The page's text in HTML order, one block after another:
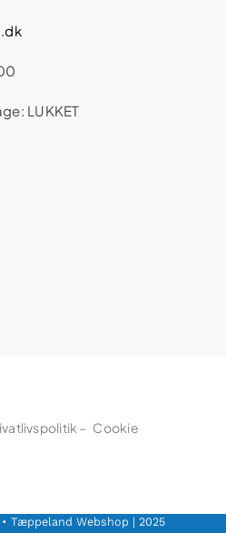
LUKKET
– Cookie
Tæppeland Webshop | 2025